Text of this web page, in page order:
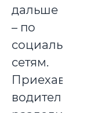
дальше
– по
социальным
сетям.
Приехавшие
водители